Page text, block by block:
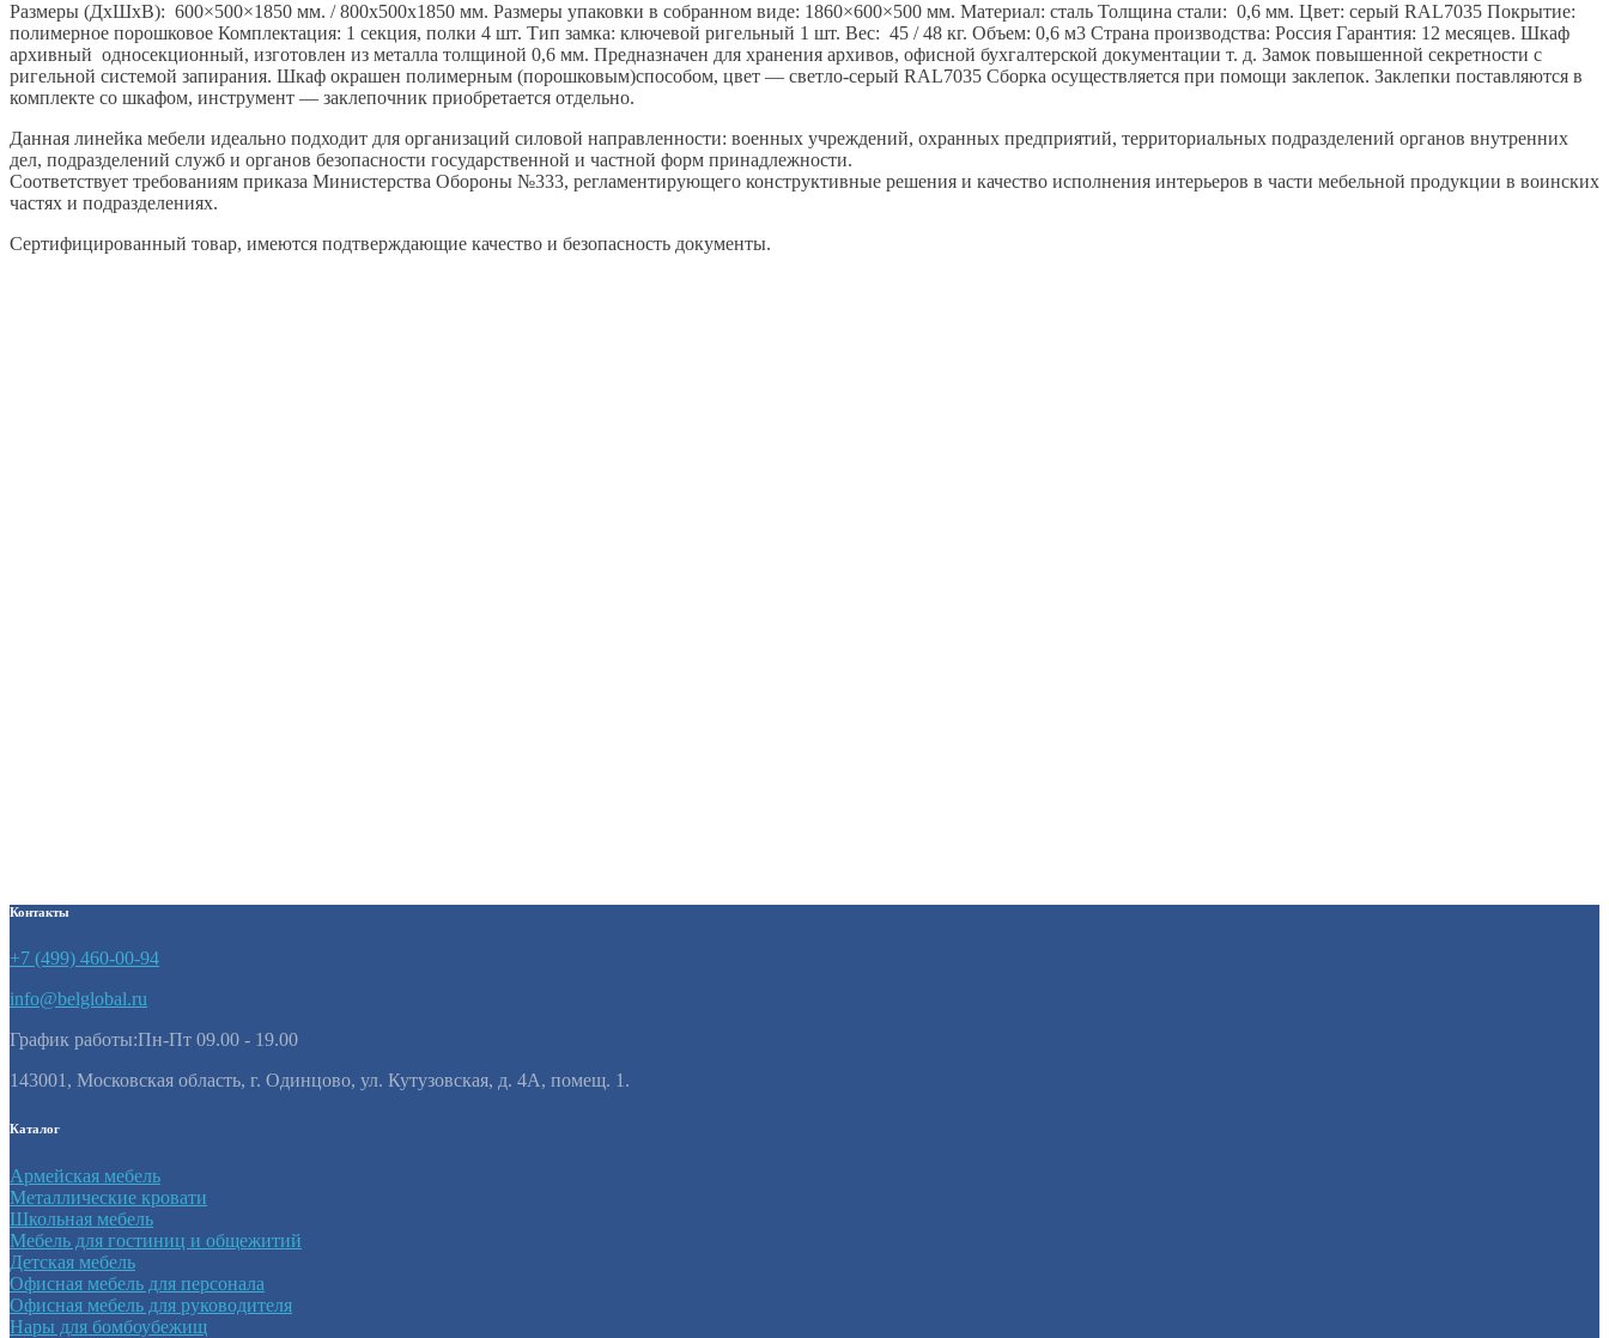
Размеры (ДхШхВ): 600×500×1850 мм. / 800х500х1850 мм. Размеры упаковки в собранном виде: 1860×600×500 мм. Материал: сталь Толщина стали: 0,6 мм. Цвет: серый RAL7035 Покрытие:
полимерное порошковое Комплектация: 1 секция, полки 4 шт. Тип замка: ключевой ригельный 1 шт. Вес: 45 / 48 кг. Объем: 0,6 м3 Страна производства: Россия Гарантия: 12 месяцев. Шкаф
архивный односекционный, изготовлен из металла толщиной 0,6 мм. Предназначен для хранения архивов, офисной бухгалтерской документации т. д. Замок повышенной секретности с
ригельной системой запирания. Шкаф окрашен полимерным (порошковым)способом, цвет — светло-серый RAL7035 Сборка осуществляется при помощи заклепок. Заклепки поставляются в
комплекте со шкафом, инструмент — заклепочник приобретается отдельно.
Данная линейка мебели идеально подходит для организаций силовой направленности: военных учреждений, охранных предприятий, территориальных подразделений органов внутренних
дел, подразделений служб и органов безопасности государственной и частной форм принадлежности.
Соответствует требованиям приказа Министерства Обороны №333, регламентирующего конструктивные решения и качество исполнения интерьеров в части мебельной продукции в воинских
частях и подразделениях.
Сертифицированный товар, имеются подтверждающие качество и безопасность документы.
Контакты
+7 (499) 460-00-94
info@belglobal.ru
График работы:Пн-Пт 09.00 - 19.00
143001, Московская область, г. Одинцово, ул. Кутузовская, д. 4А, помещ. 1.
Каталог
Армейская мебель
Металлические кровати
Школьная мебель
Мебель для гостиниц и общежитий
Детская мебель
Офисная мебель для персонала
Офисная мебель для руководителя
Нары для бомбоубежищ